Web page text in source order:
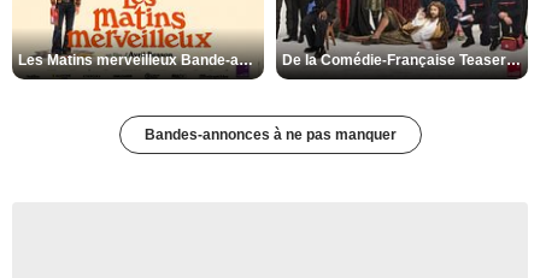
Les Matins merveilleux Bande-annonce VF De la Comédie-Française Teaser VF
Bandes-annonces à ne pas manquer